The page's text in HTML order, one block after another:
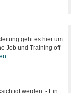
geht es hier um
Job und Training off
werden: - Ein